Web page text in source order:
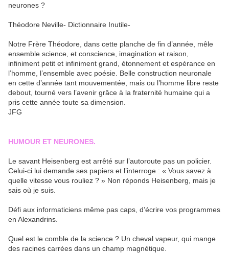
neurones ?
Théodore Neville- Dictionnaire Inutile-
Notre Frère Théodore, dans cette planche de fin d’année, mêle
ensemble science, et conscience, imagination et raison,
infiniment petit et infiniment grand, étonnement et espérance en
l’homme, l’ensemble avec poésie. Belle construction neuronale
en cette d’année tant mouvementée, mais ou l’homme libre reste
debout, tourné vers l’avenir grâce à la fraternité humaine qui a
pris cette année toute sa dimension.
JFG
HUMOUR ET NEURONES.
Le savant Heisenberg est arrêté sur l’autoroute pas un policier.
Celui-ci lui demande ses papiers et l’interroge : « Vous savez à
quelle vitesse vous rouliez ? » Non réponds Heisenberg, mais je
sais où je suis.
Défi aux informaticiens même pas caps, d’écrire vos programmes
en Alexandrins.
Quel est le comble de la science ? Un cheval vapeur, qui mange
des racines carrées dans un champ magnétique.